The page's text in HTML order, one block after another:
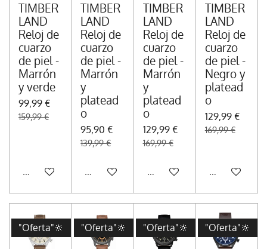
TIMBER
LAND
Reloj de
cuarzo
de piel -
Marrón
y verde
99,99 €
159,99 €
Añadir al carrito
TIMBER
LAND
Reloj de
cuarzo
de piel -
Marrón
y
platead
o
95,90 €
139,99 €
Añadir al carrito
TIMBER
LAND
Reloj de
cuarzo
de piel -
Marrón
y
platead
o
129,99 €
169,99 €
Añadir al carrito
TIMBER
LAND
Reloj de
cuarzo
de piel -
Negro y
platead
o
129,99 €
169,99 €
Añadir al
"Oferta"🔆 "Oferta"🔆 "Oferta"🔆 "Oferta"🔆